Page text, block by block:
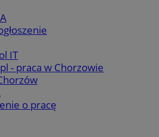
IT
- praca w Chorzowie
o pracę